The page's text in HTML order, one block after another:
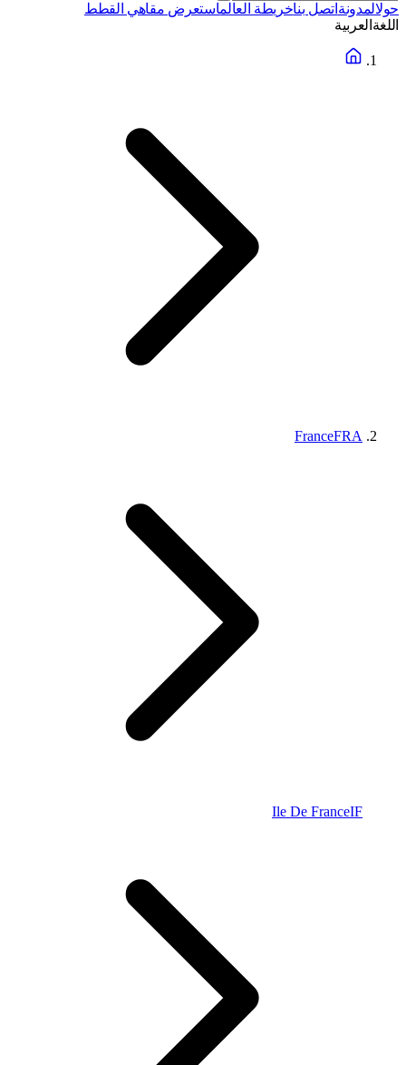
حولالمدونة اتصل بناخريطة العالماستعرض مقاهي القطط
اللغة العربية
FranceFRA
Ile De FranceIF